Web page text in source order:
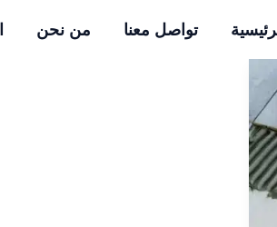
تواصل معنا من نحن